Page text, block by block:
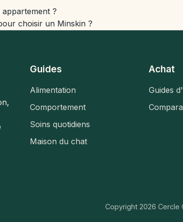
?
choisir un Minskin ?
Guides
Alimentation
Comportement
Soins quotidiens
Maison du chat
Achat
Guides
Copyright 2026 Cercle